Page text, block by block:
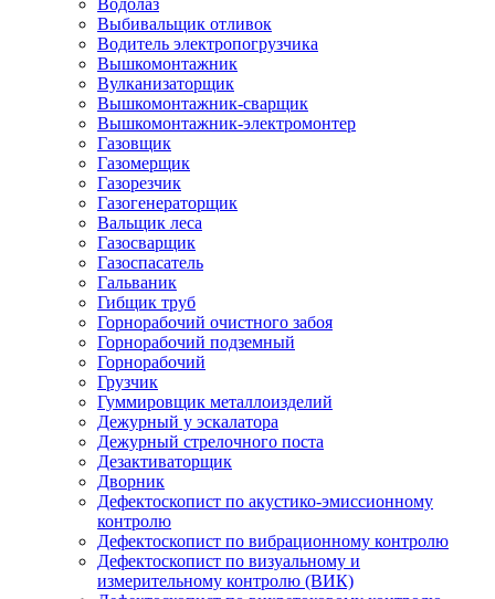
Водолаз
Выбивальщик отливок
Водитель электропогрузчика
Вышкомонтажник
Вулканизаторщик
Вышкомонтажник-сварщик
Вышкомонтажник-электромонтер
Газовщик
Газомерщик
Газорезчик
Газогенераторщик
Вальщик леса
Газосварщик
Газоспасатель
Гальваник
Гибщик труб
Горнорабочий очистного забоя
Горнорабочий подземный
Горнорабочий
Грузчик
Гуммировщик металлоизделий
Дежурный у эскалатора
Дежурный стрелочного поста
Дезактиваторщик
Дворник
Дефектоскопист по акустико-эмиссионному
контролю
Дефектоскопист по вибрационному контролю
Дефектоскопист по визуальному и
измерительному контролю (ВИК)